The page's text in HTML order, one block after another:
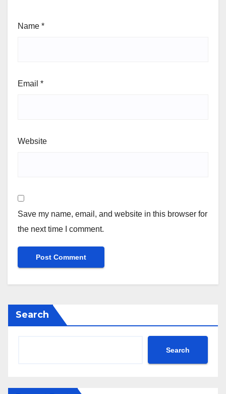
Name *
Email *
Website
Save my name, email, and website in this browser for
the next time I comment.
Search
Search